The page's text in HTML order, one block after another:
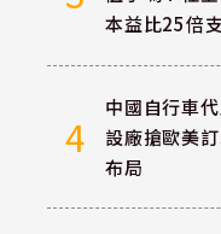
本益比25倍
4
中國自行車
設廠搶歐美
布局